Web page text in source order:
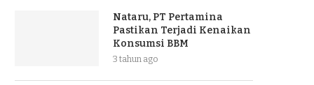
Nataru, PT Pertamina
Pastikan Terjadi Kenaikan
Konsumsi BBM
3 tahun ago